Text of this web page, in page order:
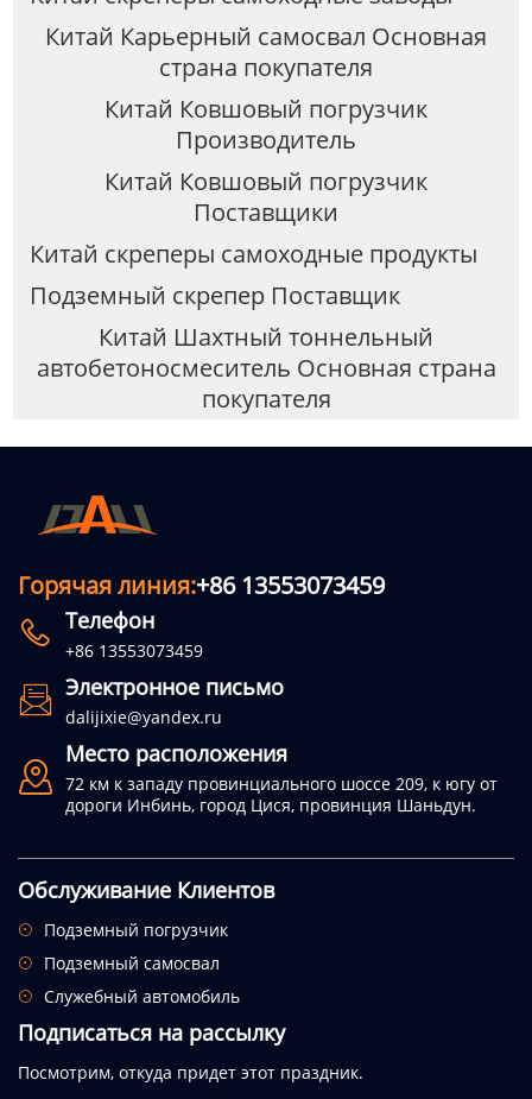
Китай Карьерный самосвал Основная
страна покупателя
Китай Ковшовый погрузчик
Производитель
Китай Ковшовый погрузчик
Поставщики
Китай скреперы самоходные продукты
Подземный скрепер Поставщик
Китай Шахтный тоннельный
автобетоносмеситель Основная страна
покупателя
Горячая линия:+86 13553073459
 Телефон
+86 13553073459
 Электронное письмо
dalijixie@yandex.ru

Место расположения
72 км к западу провинциального шоссе 209, к югу от
дороги Инбинь, город Цися, провинция Шаньдун.
Обслуживание Клиентов
 Подземный погрузчик
 Подземный самосвал
 Служебный автомобиль
Подписаться на рассылку
Посмотрим, откуда придет этот праздник.